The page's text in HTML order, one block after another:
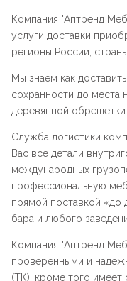
Компания "Аптренд
услуги доставки
регионы России,
Мы знаем как
сохранности до места
деревянной обрешетки
Служба логистики
Вас все детали
международных
профессиональную
прямой поставкой «до
бара и любого
Компания "Аптренд
проверенными и
(ТК), кроме того имеет